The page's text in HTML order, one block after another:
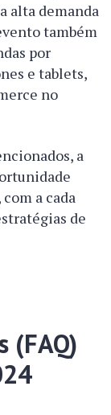
alta demanda
também
por
e tablets,
no
a
a cada
de
(FAQ)